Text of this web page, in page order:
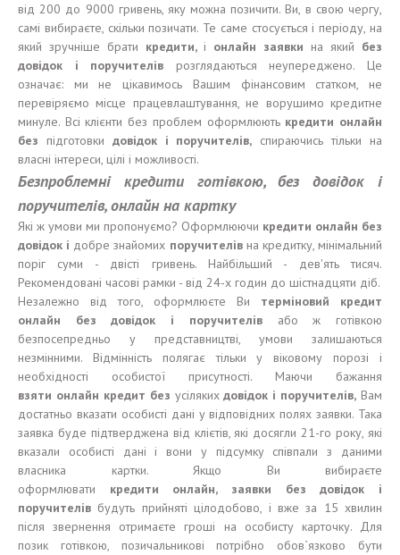
від 200 до 9000 гривень, яку можна позичити. Ви, в свою чергу,
самі вибираєте, скільки позичати. Те саме стосується і періоду, на
який зручніше брати кредити, і онлайн заявки на який без
довідок і поручителів розглядаються неупереджено. Це
означає: ми не цікавимось Вашим фінансовим статком, не
перевіряємо місце працевлаштування, не ворушимо кредитне
минуле. Всі клієнти без проблем оформлюють кредити онлайн
без підготовки довідок і поручителів, спираючись тільки на
власні інтереси, цілі і можливості.
Безпроблемні кредити готівкою, без довідок і
поручителів, онлайн на картку
Які ж умови ми пропонуємо? Оформлюючи кредити онлайн без
довідок і добре знайомих поручителівна кредитку, мінімальний
поріг суми - двісті гривень. Найбільший - дев'ять тисяч.
Рекомендовані часові рамки - від 24-х годин до шістнадцяти діб.
Незалежно від того, оформлюєте Ви терміновий кредит
онлайн бездовідок і поручителівабо ж готівкою
безпосепредньо у представництві, умови залишаються
незмінними. Відмінність полягає тільки у віковому порозі і
необхідності особистої присутності. Маючи бажання
взяти онлайн кредит без усілякихдовідок і поручителів, Вам
достатньо вказати особисті дані у відповідних полях заявки. Така
заявка буде підтверджена від клієтів, які досягли 21-го року, які
вказали особисті дані і вони у підсумку співпали з даними
власника картки. Якщо Ви вибираєте
оформлювати кредити онлайн, заявки бездовідок і
поручителів будуть прийняті цілодобово, і вже за 15 хвилин
після звернення отримаєте гроші на особисту карточку. Для
позик готівкою, позичальникові потрібно обов`язково бути